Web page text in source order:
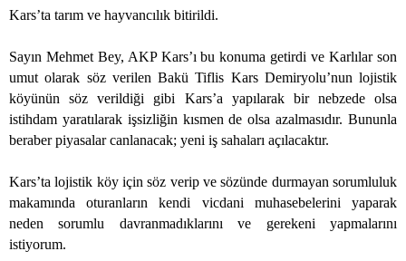
Kars’ta tarım ve hayvancılık bitirildi.
Sayın Mehmet Bey, AKP Kars’ı bu konuma getirdi ve Karlılar son
umut olarak söz verilen Bakü Tiflis Kars Demiryolu’nun lojistik
köyünün söz verildiği gibi Kars’a yapılarak bir nebzede olsa
istihdam yaratılarak işsizliğin kısmen de olsa azalmasıdır. Bununla
beraber piyasalar canlanacak; yeni iş sahaları açılacaktır.
Kars’ta lojistik köy için söz verip ve sözünde durmayan sorumluluk
makamında oturanların kendi vicdani muhasebelerini yaparak
neden sorumlu davranmadıklarını ve gerekeni yapmalarını
istiyorum.